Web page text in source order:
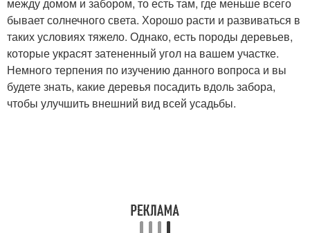
между домом и забором, то есть там, где меньше всего
бывает солнечного света. Хорошо расти и развиваться в
таких условиях тяжело. Однако, есть породы деревьев,
которые украсят затененный угол на вашем участке.
Немного терпения по изучению данного вопроса и вы
будете знать, какие деревья посадить вдоль забора,
чтобы улучшить внешний вид всей усадьбы.